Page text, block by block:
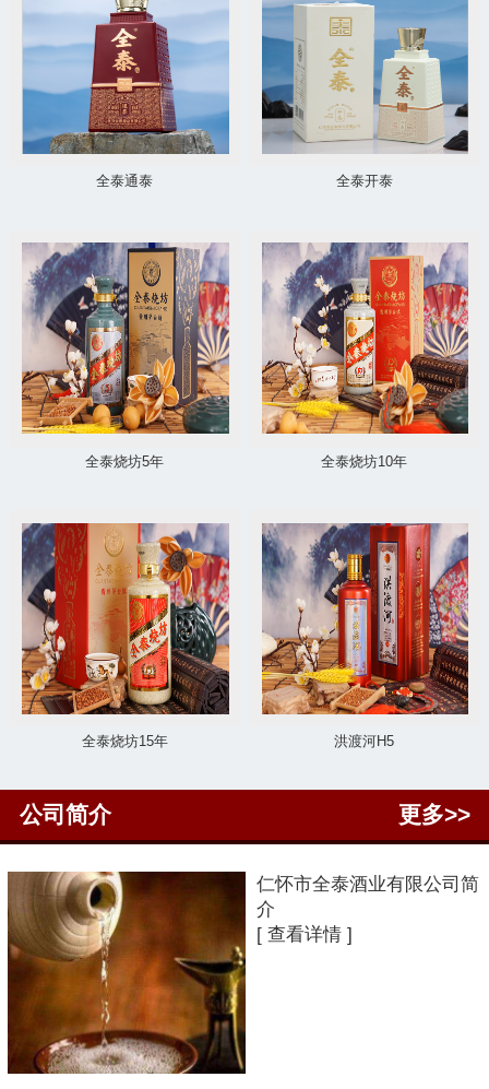
全泰通泰 全泰开泰
全泰烧坊5年 全泰烧坊10年
全泰烧坊15年 洪渡河H5
公司简介 更多>>
仁怀市全泰酒业有限公司简
介
[ 查看详情 ]